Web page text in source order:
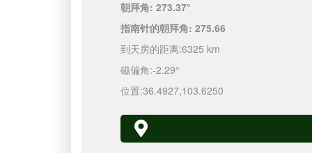
朝拜角: 273.37°
指南针的朝拜角: 275.66
到天房的距离:6325 km
磁偏角:-2.29°
位置:36.4927,103.6250